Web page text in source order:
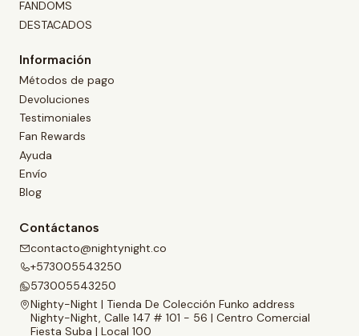
FANDOMS
DESTACADOS
Información
Métodos de pago
Devoluciones
Testimoniales
Fan Rewards
Ayuda
Envío
Blog
Contáctanos
contacto@nightynight.co
+573005543250
573005543250
Nighty-Night | Tienda De Colección Funko address
Nighty-Night, Calle 147 # 101 - 56 | Centro Comercial
Fiesta Suba | Local 100